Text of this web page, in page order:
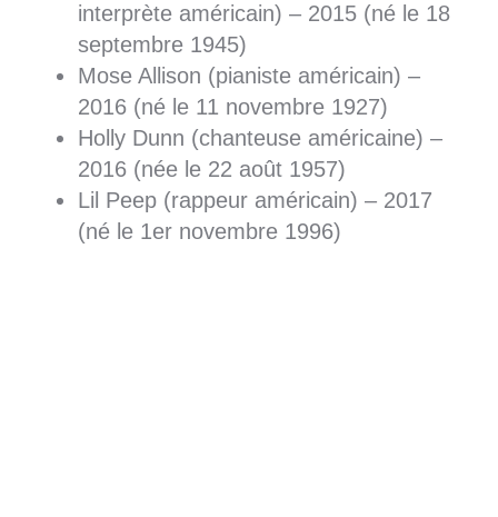
interprète américain) – 2015 (né le 18
septembre 1945)
Mose Allison (pianiste américain) –
2016 (né le 11 novembre 1927)
Holly Dunn (chanteuse américaine) –
2016 (née le 22 août 1957)
Lil Peep (rappeur américain) – 2017
(né le 1er novembre 1996)